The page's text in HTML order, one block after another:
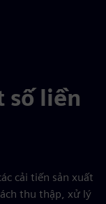
số liền
cải tiến sản xuất
thu thập, xử lý